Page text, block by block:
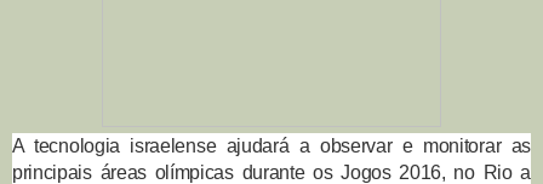
A tecnologia israelense ajudará a observar e monitorar as
principais áreas olímpicas durante os Jogos 2016, no Rio a